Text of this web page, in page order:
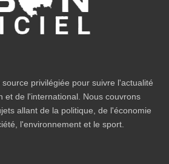
privilégiée pour suivre l'actualité
et de l'international. Nous couvrons
allant de la politique, de l'économie
l'environnement et le sport.